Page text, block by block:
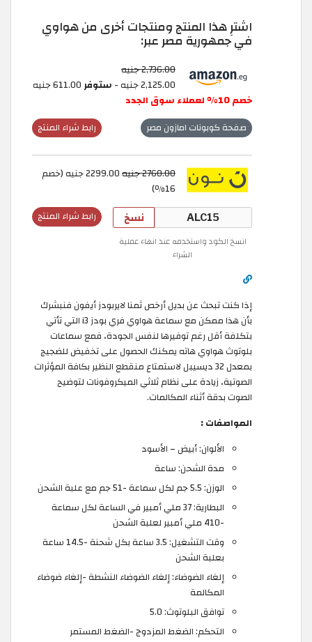
اشترِ هذا المنتج ومنتجات أخرى من هواوي
في جمهورية مصر عبر:
2,736.00 جنيه
2,125.00 جنيه -
ستوفر
خصم 10% لعملاء سوق الجدد
رابط شراء المنتج صفحة كوبونات امازون مصر
2760.00 جنيه
2299.00 جنيه (خصم
16٪)
رابط شراء المنتج نسخ
انسخ الكود واستخدمه عند انهاء عملية
الشراء
إذا كنت تبحث عن بديل أرخص ثمنا لايربودز أيفون فنبشرك
بأن هذا ممكن مع سماعة هواوي فري بودز i3 التي تأتي
بتكلفة أقل رغم توفيرها لنفس الجودة، فمع سماعات
بلوتوث هواوي هاته يمكنك الحصول على تخفيض للضجيج
بمعدل 32 ديسيبل لاستمتاع منقطع النظير بكافة المؤثرات
الصوتية، زيادة على نظام ثلاثي الميكروفونات لتوضيح
الصوت بدقة أثناء المكالمات.
المواصفات :
الألوان: أبيض – الأسود
مدة الشحن: ساعة
الوزن: 5.5 جم لكل سماعة -51 جم مع علبة الشحن
البطارية: 37 ملي أمبير في الساعة لكل سماعة
-410 ملي أمبير لعلبة الشحن
وقت التشغيل: 3.5 ساعة بكل شحنة -14.5 ساعة
بعلبة الشحن
إلغاء الضوضاء: إلغاء الضوضاء النشطة -إلغاء ضوضاء
المكالمة
توافق البلوتوث: 5.0
التحكم: الضغط المزدوج -الضغط المستمر